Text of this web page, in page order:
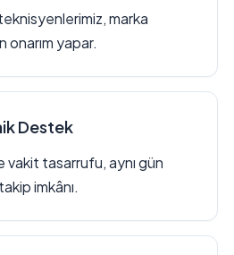
marka
onarım yapar.
Destek
vakit tasarrufu, aynı gün
imkânı.